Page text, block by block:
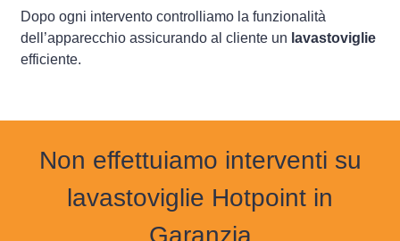
Dopo ogni intervento controlliamo la funzionalità
dell’apparecchio assicurando al cliente un lavastoviglie
efficiente.
Non effettuiamo interventi su
lavastoviglie Hotpoint in